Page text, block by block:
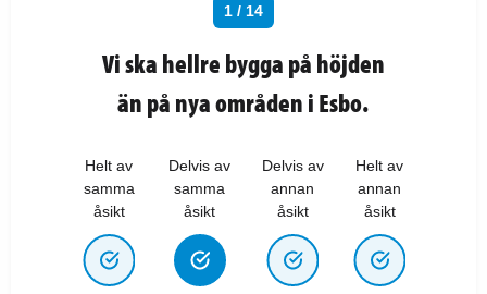
1 / 14
Vi ska hellre bygga på höjden
än på nya områden i Esbo.
Helt av
samma
åsikt
Delvis av
samma
åsikt
Delvis av
annan
åsikt
Helt av
annan
åsikt